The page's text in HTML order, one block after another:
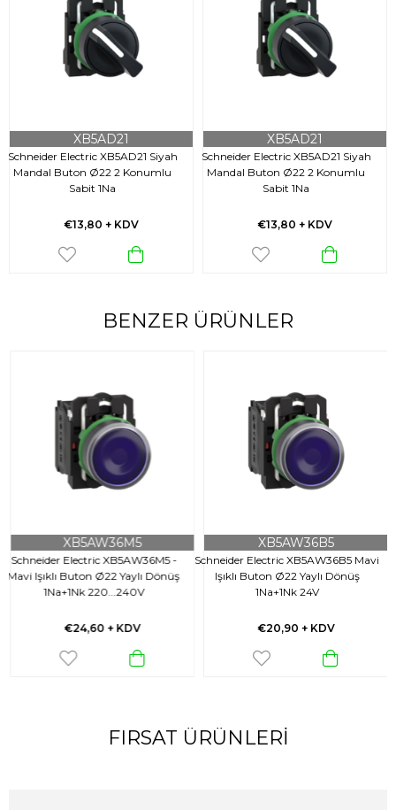
Schneider Electric XB5AD21 Siyah
Mandal Buton Ø22 2 Konumlu
Sabit 1Na
XB5AD21
€13,80 + KDV
Schneider Electric XB5AD21 Siyah
Mandal Buton Ø22 2 Konumlu
Sabit 1Na
XB5AD21
€13,80 + KDV
BENZER ÜRÜNLER
Schneider Electric XB5AW36M5 -
Mavi Işıklı Buton Ø22 Yaylı Dönüş
1Na+1Nk 220...240V
XB5AW36M5
€24,60 + KDV
Schneider Electric XB5AW36B5 Mavi
Işıklı Buton Ø22 Yaylı Dönüş
1Na+1Nk 24V
XB5AW36B5
€20,90 + KDV
FIRSAT ÜRÜNLERI